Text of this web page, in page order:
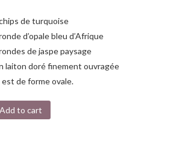
de turquoise
d’opale bleu d’Afrique
de jaspe paysage
laiton doré finement ouvragée
de forme ovale.
Add to cart